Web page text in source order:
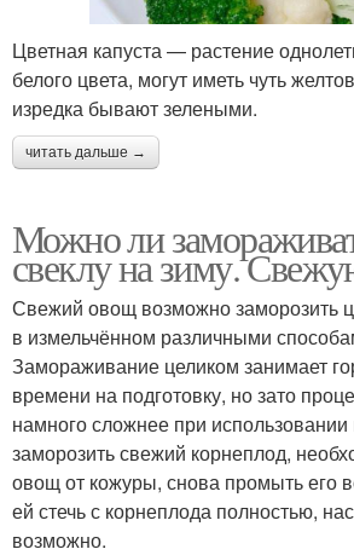
Цветная капуста — растение
белого цвета, могут иметь чуть
изредка бывают зелеными.
читать дальше →
Можно ли
свеклу на зиму.
Свежий овощ возможно заморозить
в измельчённом различными
Замораживание целиком занимает
времени на подготовку, но зато
намного сложнее при
заморозить свежий корнеплод,
овощ от кожуры, снова промыть его
ей стечь с корнеплода полностью,
возможно.